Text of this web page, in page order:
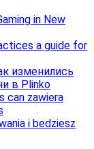
in New
a guide for
изменились
в Plinko
can zawiera
i bedziesz